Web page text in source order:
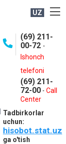
UZ
(69) 211-
00-72 -
Ishonch
telefoni
(69) 211-
72-00 - Call
Center
Tadbirkorlar
uchun:
hisobot.stat.uz
ga o'tish